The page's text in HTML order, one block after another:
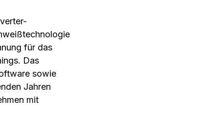
für das
Das
sowie
Jahren
mit